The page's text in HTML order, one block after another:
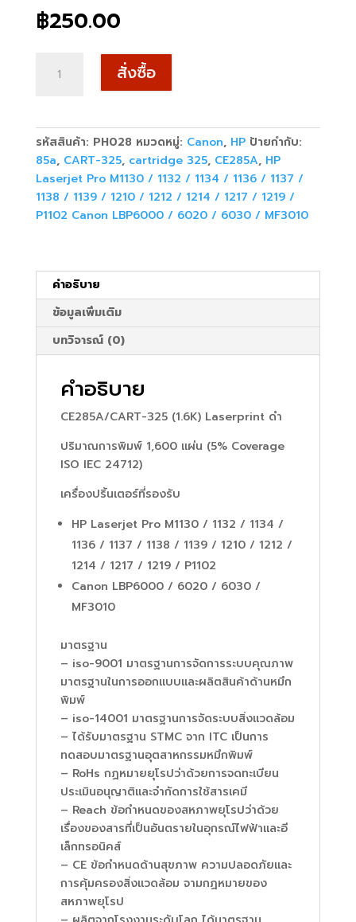
฿250.00
CE285A/CART-
Laserprint
ดำ
ชิ้น
สั่งซื้อ
รหัสสินค้า: PH028 หมวดหมู่: Canon, HP ป้ายกำกับ:
85a, CART-325, cartridge 325, CE285A, HP
Laserjet Pro M1130 / 1132 / 1134 / 1136 / 1137 /
1138 / 1139 / 1210 / 1212 / 1214 / 1217 / 1219 /
P1102 Canon LBP6000 / 6020 / 6030 / MF3010
คำอธิบาย
ข้อมูลเพิ่มเติม
บทวิจารณ์ (0)
คำอธิบาย
CE285A/CART-325 (1.6K) Laserprint ดำ
ปริมาณการพิมพ์ 1,600 แผ่น (5% Coverage
ISO IEC 24712)
เครื่องปริ้นเตอร์ที่รองรับ
HP Laserjet Pro M1130 / 1132 / 1134 /
1136 / 1137 / 1138 / 1139 / 1210 / 1212 /
1214 / 1217 / 1219 / P1102
Canon LBP6000 / 6020 / 6030 /
MF3010
มาตรฐาน
– iso-9001 มาตรฐานการจัดการระบบคุณภาพ
มาตรฐานในการออกแบบและผลิตสินค้าด้านหมึก
พิมพ์
– iso-14001 มาตรฐานการจัดระบบสิ่งแวดล้อม
– ได้รับมาตรฐาน STMC จาก ITC เป็นการ
ทดสอบมาตรฐานอุตสาหกรรมหมึกพิมพ์
– RoHs กฏหมายยุโรปว่าด้วยการจดทะเบียน
ประเมินอนุญาติและจำกัดการใช้สารเคมี
– Reach ข้อกำหนดของสหภาพยุโรปว่าด้วย
เรื่องของสารที่เป็นอันตรายในอุกรณ์ไฟฟ้าและอี
เล็กทรอนิคส์
– CE ข้อกำหนดด้านสุขภาพ ความปลอดภัยและ
การคุ้มครองสิ่งแวดล้อม จามกฏหมายของ
สหภาพยุโรป